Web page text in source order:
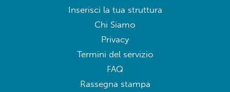
Inserisci la tua struttura
Chi Siamo
Privacy
Termini del servizio
FAQ
Rassegna stampa